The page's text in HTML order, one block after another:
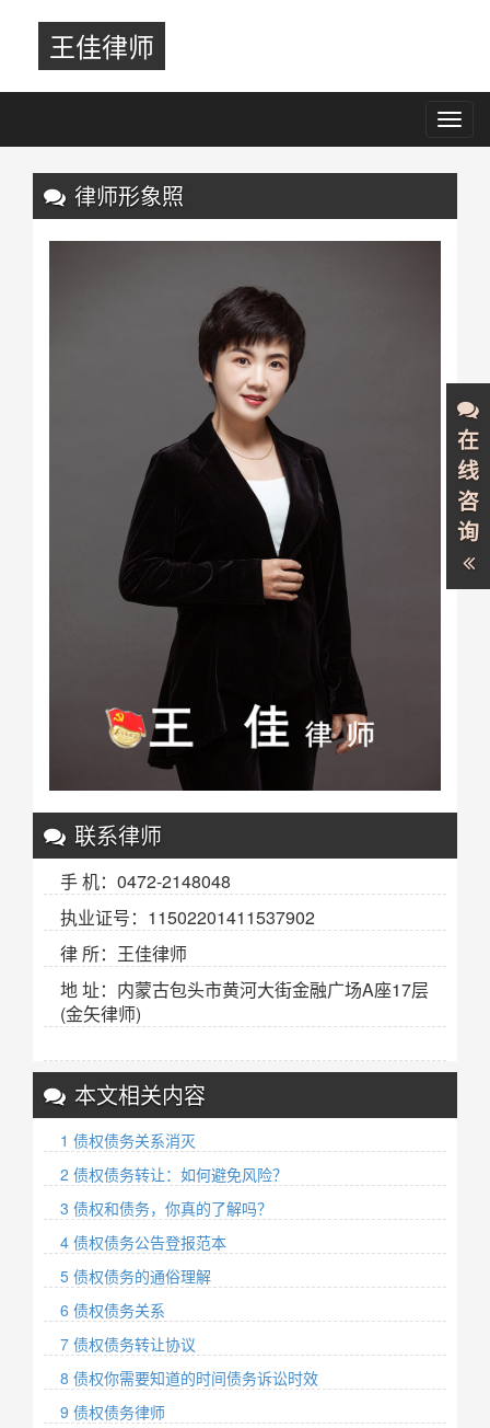
王佳律师
律师形象照
联系律师
手 机：0472-2148048
执业证号：11502201411537902
律 所：王佳律师
地 址：内蒙古包头市黄河大街金融广场A座17层
(金矢律师)
本文相关内容
1 债权债务关系消灭
2 债权债务转让：如何避免风险？
3 债权和债务，你真的了解吗？
4 债权债务公告登报范本
5 债权债务的通俗理解
6 债权债务关系
7 债权债务转让协议
8 债权你需要知道的时间债务诉讼时效
9 债权债务律师
在
线
咨
询